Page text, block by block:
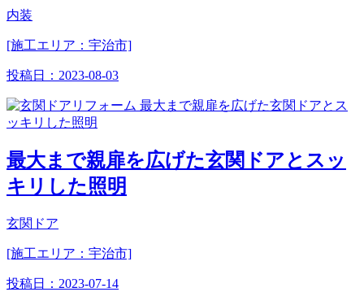
内装
[施工エリア：宇治市]
投稿日： 2023-08-03
最大まで親扉を広げた玄関ドアとスッ
キリした照明
玄関ドア
[施工エリア：宇治市]
投稿日： 2023-07-14